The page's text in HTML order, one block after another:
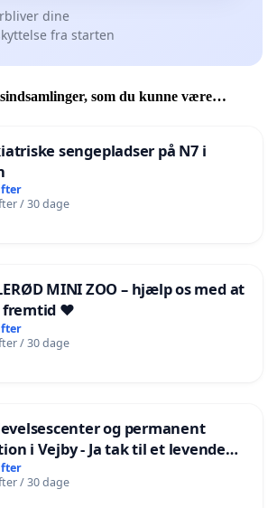
dine
fra starten
som du kunne være
sengepladser på N7 i
/ 30 dage
MINI ZOO – hjælp os med at
fremtid ❤️
/ 30 dage
og permanent
i Vejby - Ja tak til et levende
/ 30 dage